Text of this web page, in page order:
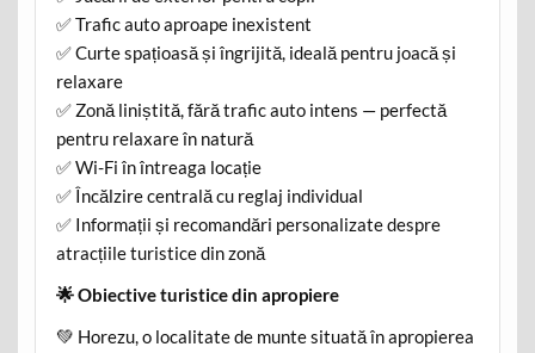
✅ Trafic auto aproape inexistent
✅ Curte spațioasă și îngrijită, ideală pentru joacă și
relaxare
✅ Zonă liniștită, fără trafic auto intens — perfectă
pentru relaxare în natură
✅ Wi-Fi în întreaga locație
✅ Încălzire centrală cu reglaj individual
✅ Informații și recomandări personalizate despre
atracțiile turistice din zonă
🌟 Obiective turistice din apropiere
💚 Horezu, o localitate de munte situată în apropierea